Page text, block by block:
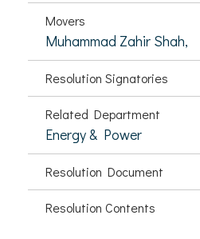
Movers
Muhammad Zahir Shah,
Resolution Signatories
Related Department
Energy & Power
Resolution Document
Resolution Contents